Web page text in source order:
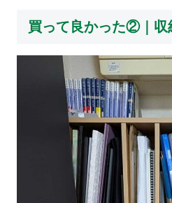
買って良かった②｜収